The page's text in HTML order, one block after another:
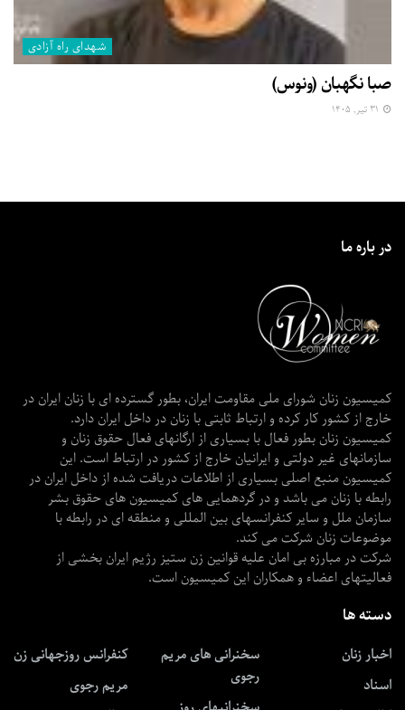
شهدای راه آزادی
صبا نگهبان (ونوس)
در باره ما
کمیسیون زنان شورای ملی مقاومت ایران، بطور گسترده ای با زنان ایران در
خارج از کشور کار کرده و ارتباط ثابتی با زنان در داخل ایران دارد.
کمیسیون زنان بطور فعال با بسیاری از ارگانهای فعال حقوق زنان و
سازمانهای غیر دولتی و ایرانیان خارج از کشور در ارتباط است. این
کمیسیون منبع اصلی بسیاری از اطلاعات دریافت شده از داخل ایران در
رابطه با زنان می باشد و در گردهمایی های کمیسیون های حقوق بشر
سازمان ملل و سایر کنفرانسهای بین المللی و منطقه ای در رابطه با
موضوعات زنان شرکت می کند.
شرکت در مبارزه بی امان علیه قوانین زن ستیز رژیم ایران بخشی از
فعالیتهای اعضاء و همکاران این کمیسیون است.
دسته ها
اخبار زنان
اسناد
سخنرانی های مریم
رجوی
کنفرانس روزجهانی زن
مریم رجوی